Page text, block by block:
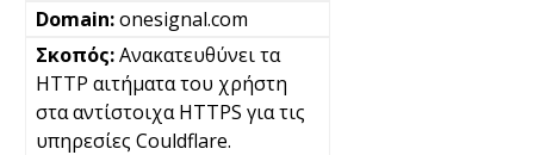
onesignal.com
Ανακατευθύνει τα
HTTP αιτήματα του χρήστη
στα αντίστοιχα HTTPS για τις
υπηρεσίες Couldflare.